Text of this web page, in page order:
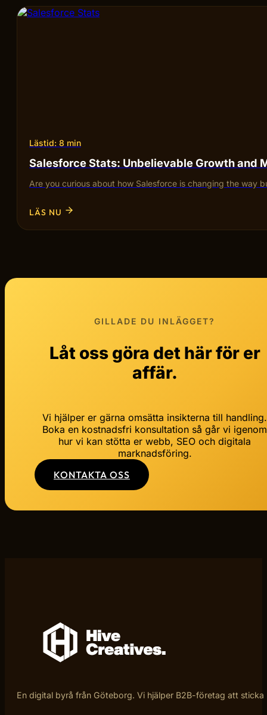
Lästid: 8 min
Salesforce Stats: Unbelievable Growth and
Are you curious about how Salesforce is changing the way
LÄS NU
GILLADE DU INLÄGGET?
Låt oss göra det här för er
affär.
Vi hjälper er gärna omsätta insikterna till handling.
Boka en kostnadsfri konsultation så går vi igenom
hur vi kan stötta er webb, SEO och digitala
marknadsföring.
KONTAKTA OSS
En digital byrå från Göteborg. Vi hjälper B2B-företag att